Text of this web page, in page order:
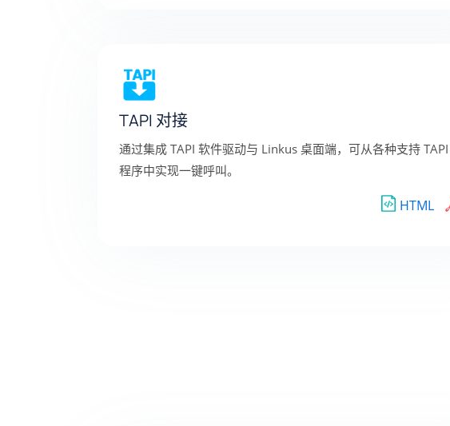
TAPI 对接
通过集成 TAPI 软件驱动与 Linkus 桌面端，可从各种支持
程序中实现一键呼叫。
HTML